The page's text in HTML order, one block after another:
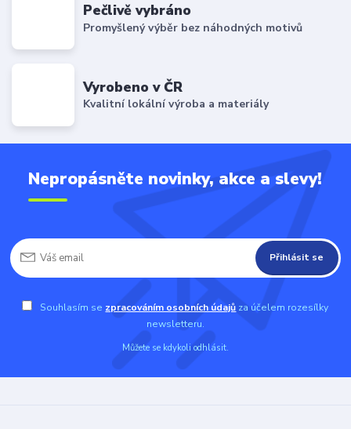
Pečlivě vybráno
Promyšlený výběr bez náhodných motivů
Vyrobeno v ČR
Kvalitní lokální výroba a materiály
Nepropásněte novinky, akce a slevy!
Přihlásit se
Souhlasím se zpracováním osobních údajů za účelem rozesílky
newsletteru.
Můžete se kdykoli odhlásit.